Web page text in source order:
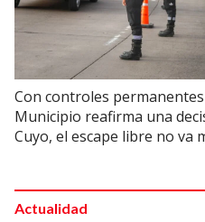
Con controles
Municipio reafirma una
Cuyo, el escape libre no va
Actualidad